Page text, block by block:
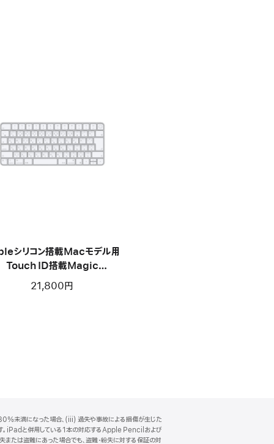
シリコン搭載Macモデル用
Touch ID搭載Magic
（USB-C）- 日本語（JIS）
21,800円
未満になった場合、(iii) 過失や事故による損傷が生じた
。iPadと併用している1本の対応するApple Pencilおよび
は盗難にあった場合でも、盗難・紛失に対する保証の対